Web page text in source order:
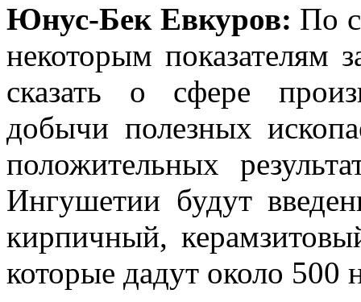
Юнус-Бек Евкуров: По
некоторым показателям
сказать о сфере
добычи полезных
положительных
Ингушетии будут
кирпичный,
которые дадут около 500